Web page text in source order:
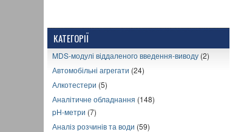
КАТЕГОРІЇ
MDS-модулі віддаленого введення-виводу (2)
Автомобільні агрегати (24)
Алкотестери (5)
Аналітичне обладнання (148)
pH-метри (7)
Аналіз розчинів та води (59)